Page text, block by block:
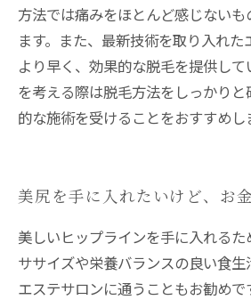
方法では痛みをほとんど感じない
ます。また、最新技術を取り入れた
より早く、効果的な脱毛を提供し
を考える際は脱毛方法をしっかり
的な施術を受けることをおすすめし
美尻を手に入れたいけど、お
美しいヒップラインを手に入れる
ササイズや栄養バランスの良い食生
エステサロンに通うこともお勧め